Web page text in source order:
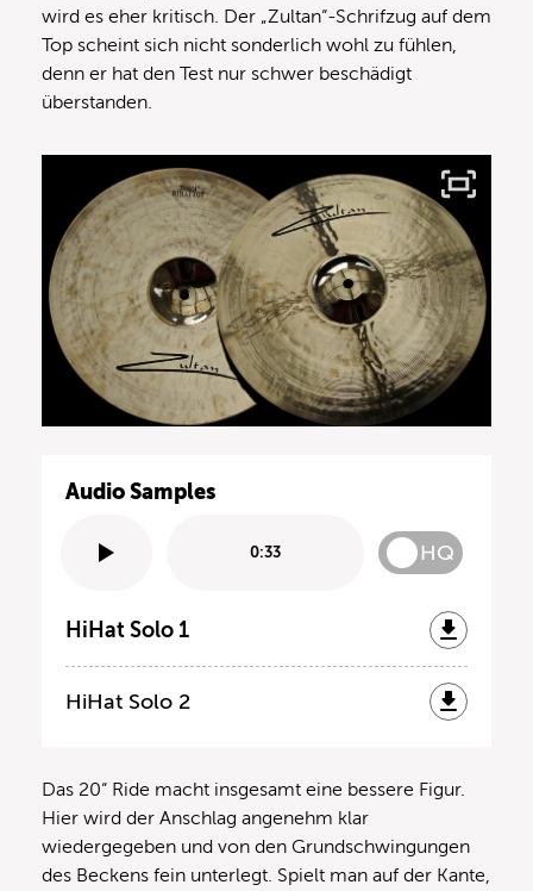
wird es eher kritisch. Der „Zultan“-Schrifzug auf dem
Top scheint sich nicht sonderlich wohl zu fühlen,
denn er hat den Test nur schwer beschädigt
überstanden.
Audio Samples
0:33 HQ
HiHat Solo 1
HiHat Solo 2
Das 20“ Ride macht insgesamt eine bessere Figur.
Hier wird der Anschlag angenehm klar
wiedergegeben und von den Grundschwingungen
des Beckens fein unterlegt. Spielt man auf der Kante,